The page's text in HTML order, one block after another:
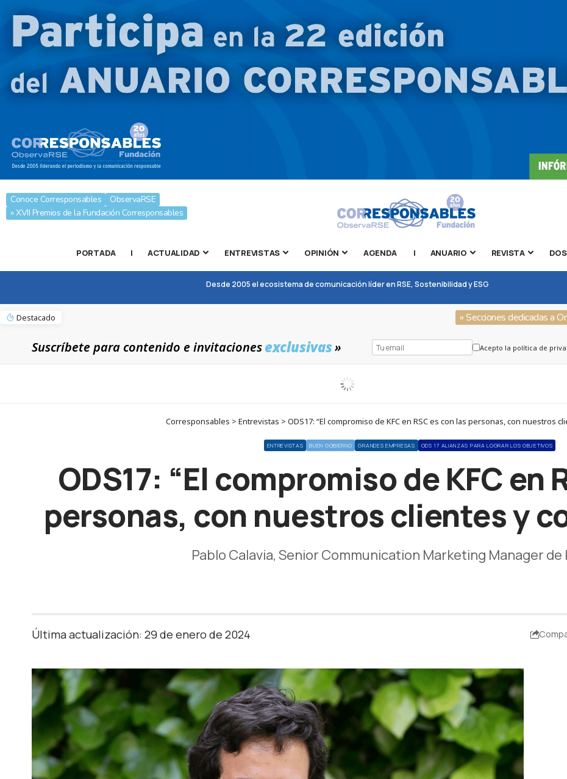
Conoce Corresponsables
ObservaRSE
» XVII Premios de la Fundación Corresponsables
PORTADA | ACTUALIDAD ENTREVISTAS OPINIÓN AGENDA | ANUARIO REVISTA
Desde 2005 el ecosistema de comunicación líder en RSE, Sostenibilidad y ESG
Destacado » Secciones dedicadas a
Suscríbete para contenido e invitacionesexclusivas» Acepto la política de
Corresponsables > Entrevistas > ODS17: “El compromiso de KFC en RSC es con las personas, con nuestros
ENTREVISTAS BUEN GOBIERNO GRANDES EMPRESAS ODS 17 ALIANZAS PARA LOGRAR LOS OBJETIVOS
ODS17: “El compromiso de KFC en
personas, con nuestros clientes y
Pablo Calavia, Senior Communication Marketing Manager de
Última actualización: 29 de enero de 2024